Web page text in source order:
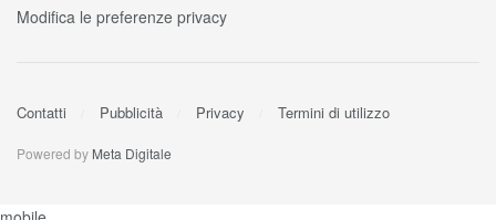
Modifica le preferenze privacy
Contatti Pubblicità Privacy Termini di utilizzo
Powered by Meta Digitale